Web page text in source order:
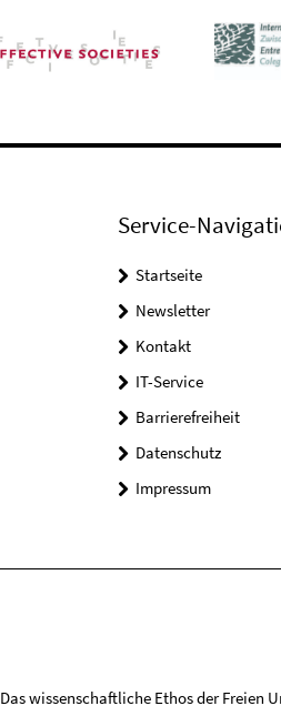
Service-
Startseite
Newsletter
Kontakt
IT-Service
Barrierefreiheit
Datenschutz
Impressum
Das wissenschaftliche Ethos der Freien